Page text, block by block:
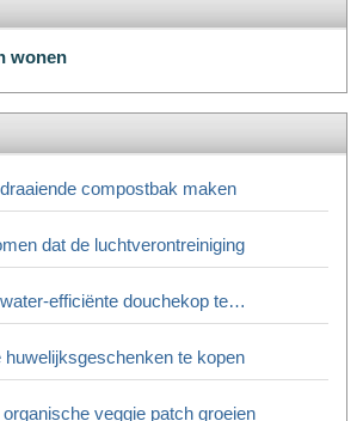
wonen
compostbak maken
dat de luchtverontreiniging
efficiënte douchekop te…
huwelijksgeschenken te kopen
veggie patch groeien